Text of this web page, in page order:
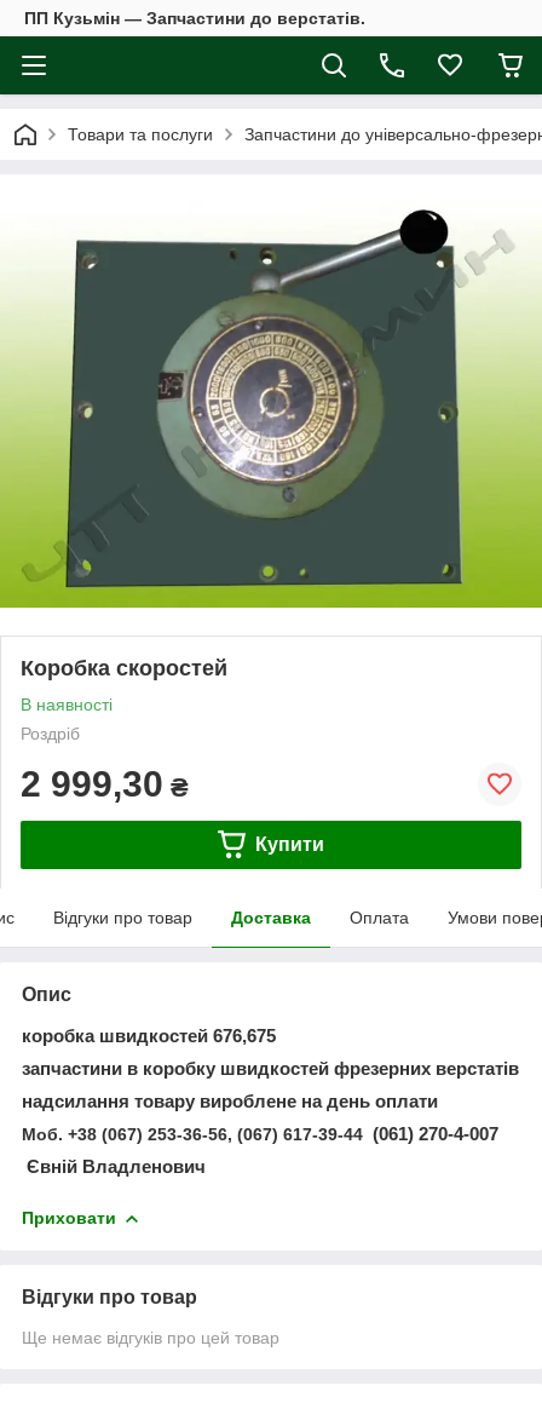
ПП Кузьмін — Запчастини до верстатів.
Товари та послуги Запчастини до універсально-
Коробка скоростей
В наявності
Роздріб
2 999,30 ₴
Купити
Відгуки про товар Доставка Оплата Умови
Опис
коробка швидкостей 676,675
запчастини в коробку швидкостей фрезерних верстатів
надсилання товару вироблене на день оплати
Моб. +38 (067) 253-36-56, (067) 617-39-44 (061) 270-4-007
Євній Владленович
Приховати
Відгуки про товар
Ще немає відгуків про цей товар